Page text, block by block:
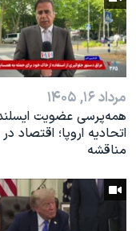
مرداد ۱۶, ۱۴۰۵
همه‌پرسی عضویت
اتحادیه اروپا؛ اقتصاد در
مناقشه